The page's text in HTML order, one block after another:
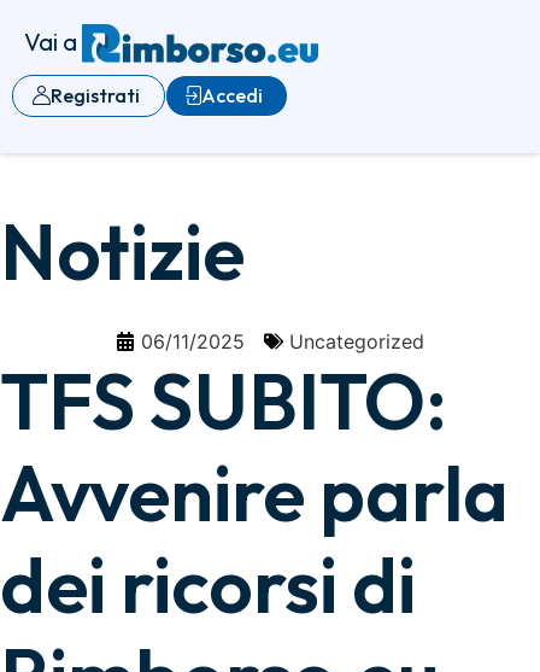
Vai a
Accedi
Registrati
Notizie
06/11/2025 Uncategorized
TFS SUBITO:
Avvenire parla
dei ricorsi di